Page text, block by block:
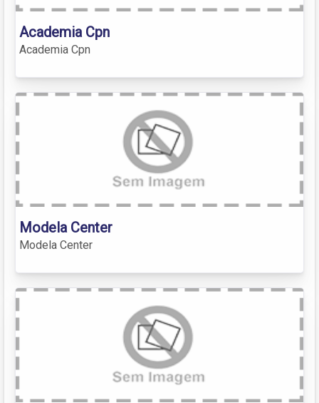
Academia Cpn
Academia Cpn
Modela Center
Modela Center